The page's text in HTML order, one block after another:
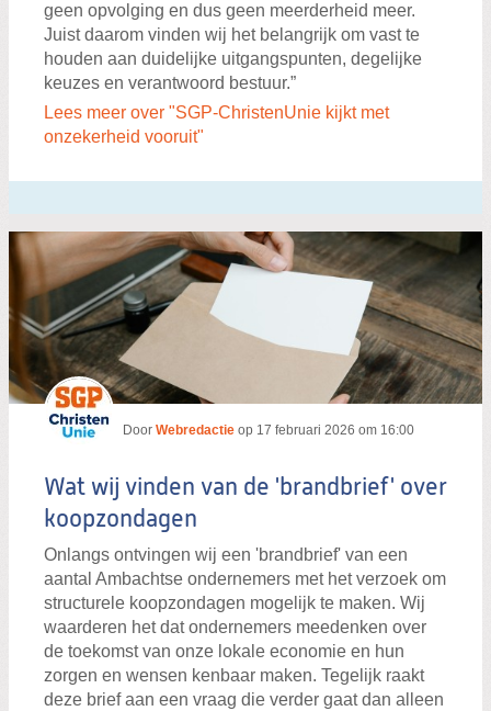
geen opvolging en dus geen meerderheid meer.
Juist daarom vinden wij het belangrijk om vast te
houden aan duidelijke uitgangspunten, degelijke
keuzes en verantwoord bestuur.”
Lees meer over "SGP-ChristenUnie kijkt met
onzekerheid vooruit"
Door Webredactie op 17 februari 2026 om 16:00
Wat wij vinden van de 'brandbrief' over
koopzondagen
Onlangs ontvingen wij een 'brandbrief' van een
aantal Ambachtse ondernemers met het verzoek om
structurele koopzondagen mogelijk te maken. Wij
waarderen het dat ondernemers meedenken over
de toekomst van onze lokale economie en hun
zorgen en wensen kenbaar maken. Tegelijk raakt
deze brief aan een vraag die verder gaat dan alleen